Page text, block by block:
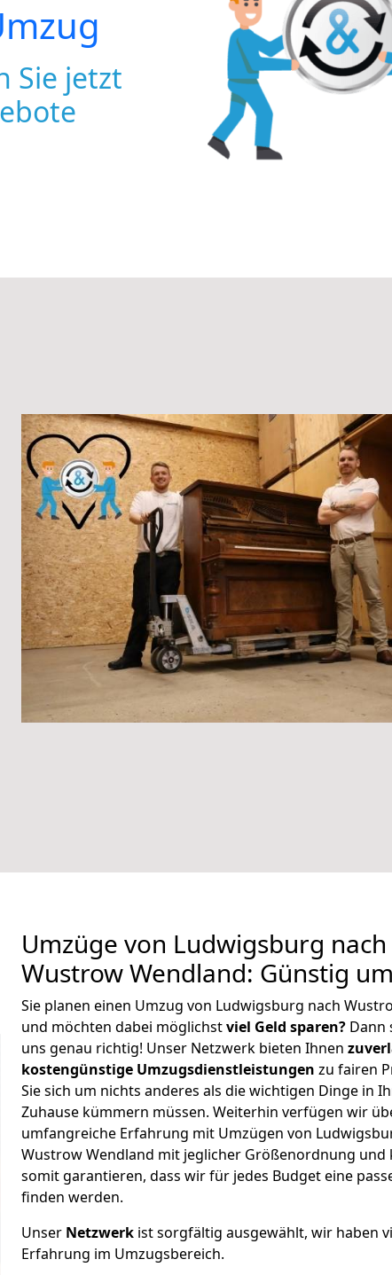
Sie jetzt
Umzüge von Ludwigsburg nach
Wustrow Wendland: Günstig
Sie planen einen Umzug von Ludwigsburg nach
und möchten dabei möglichstviel Geld sparen? Dann
uns genau richtig! Unser Netzwerk bieten Ihnen
kostengünstige Umzugsdienstleistungen zu fairen
Sie sich um nichts anderes als die wichtigen Dinge in
Zuhause kümmern müssen. Weiterhin verfügen wir
umfangreiche Erfahrung mit Umzügen von
Wustrow Wendland mit jeglicher Größenordnung und
somit garantieren, dass wir für jedes Budget eine
finden werden.
Unser Netzwerk ist sorgfältig ausgewählt, wir haben
Erfahrung im Umzugsbereich.